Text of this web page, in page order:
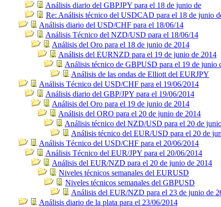
Análisis diario del GBPJPY para el 18 de junio de
Re: Análisis técnico del USDCAD para el 18 de junio
Análisis diario del USD/CHF para el 18/06/14
Análisis Técnico del NZD/USD para el 18/06/14
Análisis del Oro para el 18 de junio de 2014
Análisis del EURNZD para el 19 de junio de 2014
Análisis técnico de GBPUSD para el 19 de junio
Análisis de las ondas de Elliott del EURJPY
Análisis Técnico del USD/CHF para el 19/06/2014
Análisis diario del GBP/JPY para el 19/06/2014
Análisis del Oro para el 19 de junio de 2014
Análisis del ORO para el 20 de junio de 2014
Análisis técnico del NZD/USD para el 20 de
Análisis técnico del EUR/USD para el 20 de
Análisis Técnico del USD/CHF para el 20/06/2014
Análisis Técnico del EUR/JPY para el 20/06/2014
Análisis del EUR/NZD para el 20 de junio de 2014
Niveles técnicos semanales del EURUSD
Niveles técnicos semanales del GBPUSD
Análisis del EUR/NZD para el 23 de junio de
Análisis diario de la plata para el 23/06/2014